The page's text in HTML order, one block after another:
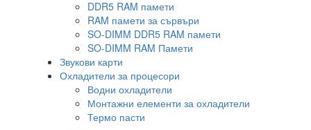
DDR5 RAM памети
RAM памети за сървъри
SO-DIMM DDR5 RAM памети
SO-DIMM RAM Памети
Звукови карти
Охладители за процесори
Водни охладители
Монтажни елементи за охладители
Термо пасти